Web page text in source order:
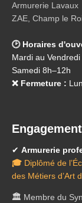
Armurerie Lavaux
ZAE, Champ le
🕑 Horaires
Mardi au
Samedi 8h–12h
❌ Fermeture :
✔ Armurerie
🎓 Diplômé de
des Métiers d’Art
🏛️ Membre du